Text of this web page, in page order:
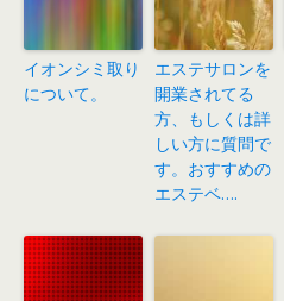
イオンシミ取り
について。
エステサロンを
開業されてる
方、もしくは詳
しい方に質問で
す。おすすめの
エステベ….